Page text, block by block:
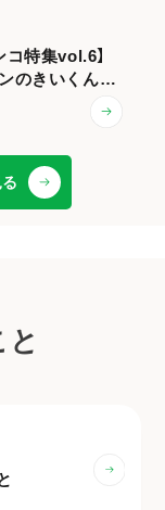
コ特集vol.6】
のきいくん（1
と